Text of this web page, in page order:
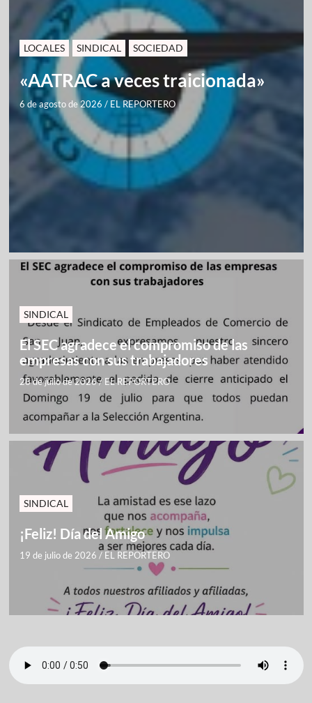
LOCALES SINDICAL SOCIEDAD
«AATRAC a veces traicionada»
6 de agosto de 2026 / EL REPORTERO
SINDICAL
El SEC agradece el compromiso de las
empresas con sus trabajadores
28 de julio de 2026/ EL REPORTERO
SINDICAL
¡Feliz! Día del Amigo
19 de julio de 2026 / EL REPORTERO